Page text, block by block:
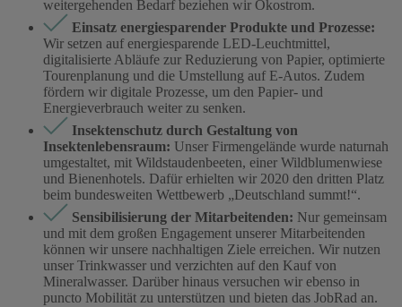
weitergehenden Bedarf beziehen wir Ökostrom.
Einsatz energiesparender Produkte und Prozesse:
Wir setzen auf energiesparende LED-Leuchtmittel,
digitalisierte Abläufe zur Reduzierung von Papier, optimierte
Tourenplanung und die Umstellung auf E-Autos. Zudem
fördern wir digitale Prozesse, um den Papier- und
Energieverbrauch weiter zu senken.
Insektenschutz durch Gestaltung von
Insektenlebensraum: Unser Firmengelände wurde naturnah
umgestaltet, mit Wildstaudenbeeten, einer Wildblumenwiese
und Bienenhotels. Dafür erhielten wir 2020 den dritten Platz
beim bundesweiten Wettbewerb „Deutschland summt!“.
Sensibilisierung der Mitarbeitenden: Nur gemeinsam
und mit dem großen Engagement unserer Mitarbeitenden
können wir unsere nachhaltigen Ziele erreichen. Wir nutzen
unser Trinkwasser und verzichten auf den Kauf von
Mineralwasser. Darüber hinaus versuchen wir ebenso in
puncto Mobilität zu unterstützen und bieten das JobRad an.